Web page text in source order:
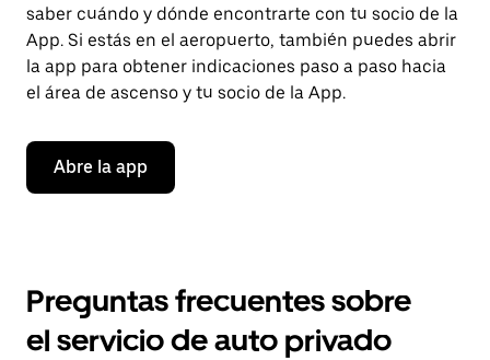
saber cuándo y dónde encontrarte con tu socio de la
App. Si estás en el aeropuerto, también puedes abrir
la app para obtener indicaciones paso a paso hacia
el área de ascenso y tu socio de la App.
Abre la app
Preguntas frecuentes sobre
el servicio de auto privado